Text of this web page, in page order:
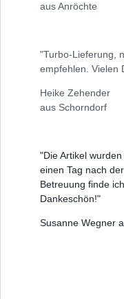
aus Anröchte
"Turbo-Lieferung,
empfehlen. Vielen
Heike Zehender
aus Schorndorf
"Die Artikel
einen Tag nach
Betreuung finde
Dankeschön!"
Susanne Wegner